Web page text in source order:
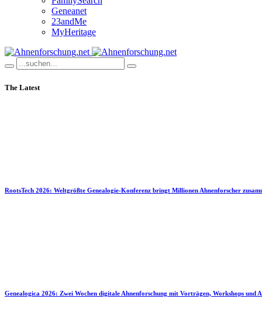
Geneanet
23andMe
MyHeritage
The Latest
RootsTech 2026: Weltgrößte Genealogie-Konferenz bringt Millionen Ahnenforscher
Genealogica 2026: Zwei Wochen digitale Ahnenforschung mit Vorträgen, Workshops und